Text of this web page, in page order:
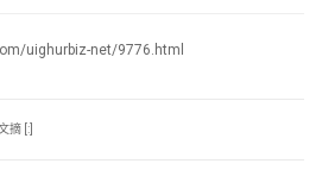
uighurbiz-net/9776.html
摘 [:]